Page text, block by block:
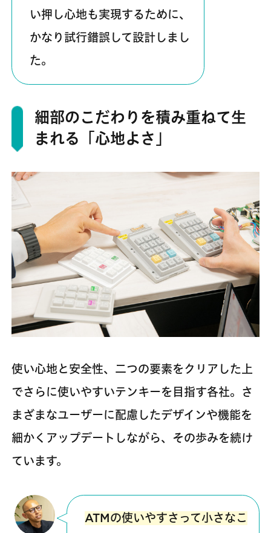
い押し心地も実現するために、
かなり試行錯誤して設計しまし
た。
細部のこだわりを積み重ねて生
まれる「心地よさ」
使い心地と安全性、二つの要素をクリアした上
でさらに使いやすいテンキーを目指す各社。さ
まざまなユーザーに配慮したデザインや機能を
細かくアップデートしながら、その歩みを続け
ています。
ATMの使いやすさって小さなこ